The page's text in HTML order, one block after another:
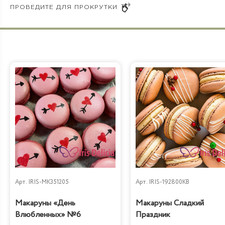
Арт. IRIS-MK351205
Макаруны «День
Влюбленных» №6
Арт. IRIS-192800KB
Макаруны Сладкий
Праздник